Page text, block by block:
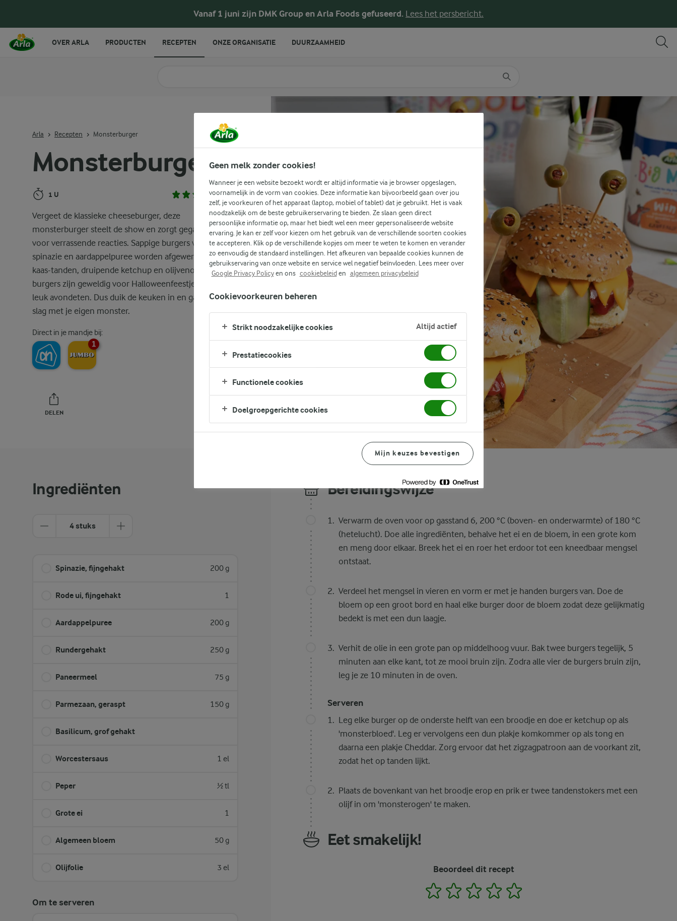
Vanaf 1 juni zijn DMK Group en Arla Foods gefuseerd. Lees het persbericht.
Monsterburger
1 U (1)
Vergeet de klassieke cheeseburger, deze
monsterburger steelt de show en zorgt gegarandeerd
voor verrassende reacties. Sappige burgers van gehakt,
spinazie en aardappelpuree worden afgewerkt met
kaas-tanden, druipende ketchup en olijvenogen. Deze
burgers zijn geweldig voor Halloweenfeestjes of een
leuk avondeten. Dus duik de keuken in en ga aan de
slag met je eigen monster.
Direct in je mandje bij:
1
DELEN PRINT
Arla Recepten Monsterburger
Ingrediënten
4 stuks
Spinazie, fijngehakt 200 g
Rode ui, fijngehakt 1
Aardappelpuree 200 g
Rundergehakt 250 g
Paneermeel 75 g
Parmezaan, geraspt 150 g
Basilicum, grof gehakt
Worcestersaus 1 el
Peper ½ tl
Grote ei 1
Algemeen bloem 50 g
Olijfolie 3 el
Om te serveren
Bereidingswijze
Verwarm de oven voor op gasstand 6, 200 °C (boven- en onderwarmte) of 180 °C
(hetelucht). Doe alle ingrediënten, behalve het ei en de bloem, in een grote kom
en meng door elkaar. Breek het ei en roer het erdoor tot een kneedbaar mengsel
ontstaat.
Verdeel het mengsel in vieren en vorm er met je handen burgers van. Doe de
bloem op een groot bord en haal elke burger door de bloem zodat deze gelijkmatig
bedekt is met een dun laagje.
Verhit de olie in een grote pan op middelhoog vuur. Bak twee burgers tegelijk, 5
minuten aan elke kant, tot ze mooi bruin zijn. Zodra alle vier de burgers bruin zijn,
leg je ze 10 minuten in de oven.
Serveren
Leg elke burger op de onderste helft van een broodje en doe er ketchup op als
'monsterbloed'. Leg er vervolgens een dun plakje komkommer op als tong en
daarna een plakje Cheddar. Zorg ervoor dat het zigzagpatroon aan de voorkant zit,
zodat het op tanden lijkt.
Plaats de bovenkant van het broodje erop en prik er twee tandenstokers met een
olijf in om 'monsterogen' te maken.
Eet smakelijk!
Beoordeel dit recept
1 2 3 4
OVER ARLA PRODUCTEN RECEPTEN ONZE ORGANISATIE DUURZAAMHEID
Geen melk zonder cookies!
Wanneer je een website bezoekt wordt er altijd informatie via je browser opgeslagen,
voornamelijk in de vorm van cookies. Deze informatie kan bijvoorbeeld gaan over jou
zelf, je voorkeuren of het apparaat (laptop, mobiel of tablet) dat je gebruikt. Het is vaak
noodzakelijk om de beste gebruikerservaring te bieden. Ze slaan geen direct
persoonlijke informatie op, maar het biedt wel een meer gepersonaliseerde website
ervaring. Je kan er zelf voor kiezen om het gebruik van de verschillende soorten cookies
te accepteren. Klik op de verschillende kopjes om meer te weten te komen en verander
zo eenvoudig de standaard instellingen. Het afkeuren van bepaalde cookies kunnen de
gebruikservaring van onze website en service wel negatief beïnvloeden. Lees meer over
Google Privacy Policyen ons cookiebeleiden algemeen privacybeleid
Cookievoorkeuren beheren
Strikt noodzakelijke cookies Altijd actief
Prestatiecookies
Functionele cookies
Doelgroepgerichte cookies
Mijn keuzes bevestigen